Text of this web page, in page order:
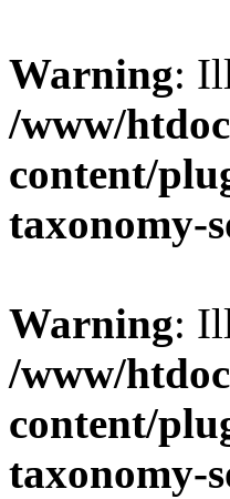
Warning:
/www/
content/
taxonomy-
Warning:
/www/
content/
taxonomy-